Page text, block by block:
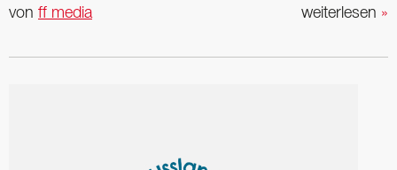
weiterlesen »
von ff media